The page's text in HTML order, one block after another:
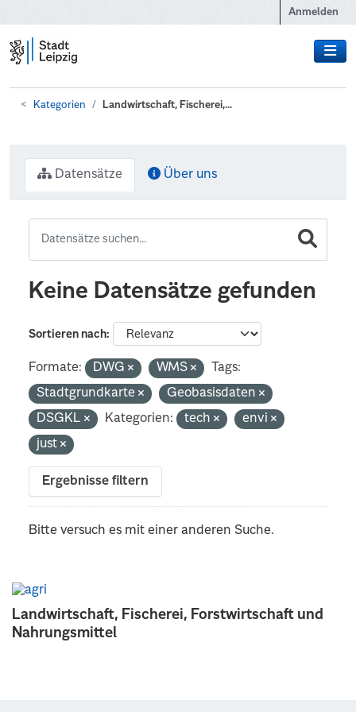
Anmelden
Kategorien Landwirtschaft, Fischerei,...
Landwirtschaft, Fischerei, Forstwirtschaft und
Nahrungsmittel
Datensätze Über uns
Keine Datensätze gefunden
Sortieren nach
Formate: DWG WMS
Tags:
Stadtgrundkarte
Geobasisdaten
DSGKL
Kategorien: tech
envi
just
Ergebnisse filtern
Bitte versuch es mit einer anderen Suche.